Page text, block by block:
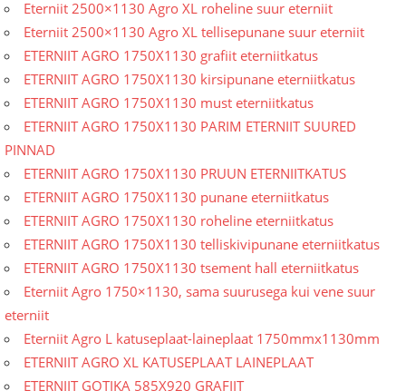
Eterniit 2500×1130 Agro XL roheline suur eterniit
Eterniit 2500×1130 Agro XL tellisepunane suur eterniit
ETERNIIT AGRO 1750X1130 grafiit eterniitkatus
ETERNIIT AGRO 1750X1130 kirsipunane eterniitkatus
ETERNIIT AGRO 1750X1130 must eterniitkatus
ETERNIIT AGRO 1750X1130 PARIM ETERNIIT SUURED
PINNAD
ETERNIIT AGRO 1750X1130 PRUUN ETERNIITKATUS
ETERNIIT AGRO 1750X1130 punane eterniitkatus
ETERNIIT AGRO 1750X1130 roheline eterniitkatus
ETERNIIT AGRO 1750X1130 telliskivipunane eterniitkatus
ETERNIIT AGRO 1750X1130 tsement hall eterniitkatus
Eterniit Agro 1750×1130, sama suurusega kui vene suur
eterniit
Eterniit Agro L katuseplaat-laineplaat 1750mmx1130mm
ETERNIIT AGRO XL KATUSEPLAAT LAINEPLAAT
ETERNIIT GOTIKA 585X920 GRAFIIT